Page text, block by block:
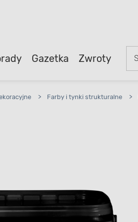
Gazetka Zwroty
> Farby i tynki strukturalne >